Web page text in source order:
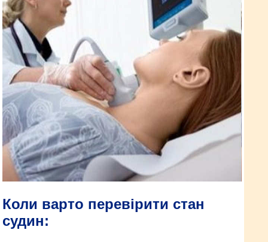
Коли варто перевірити стан
судин: